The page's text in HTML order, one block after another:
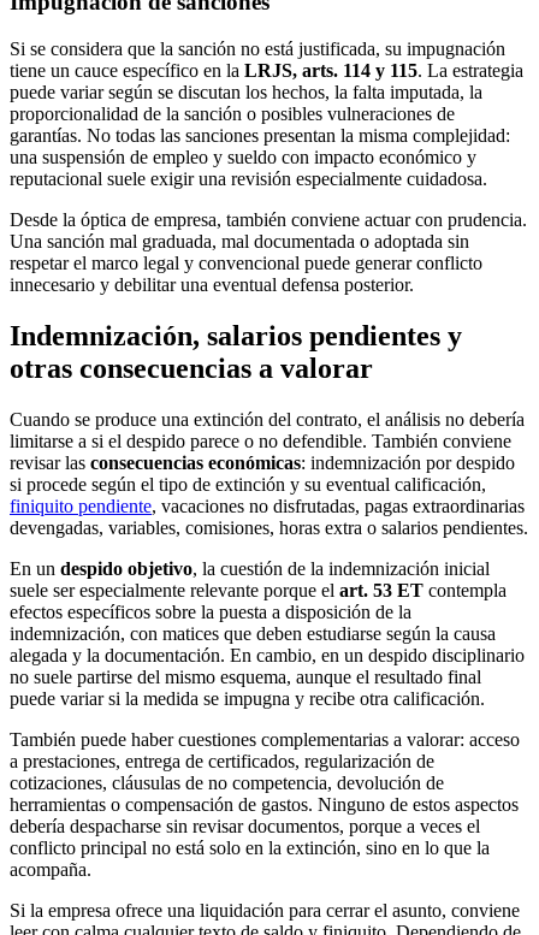
Si se considera que la sanción no está justificada, su impugnación
tiene un cauce específico en la LRJS, arts. 114 y 115. La estrategia
puede variar según se discutan los hechos, la falta imputada, la
proporcionalidad de la sanción o posibles vulneraciones de
garantías. No todas las sanciones presentan la misma complejidad:
una suspensión de empleo y sueldo con impacto económico y
reputacional suele exigir una revisión especialmente cuidadosa.
Desde la óptica de empresa, también conviene actuar con prudencia.
Una sanción mal graduada, mal documentada o adoptada sin
respetar el marco legal y convencional puede generar conflicto
innecesario y debilitar una eventual defensa posterior.
Indemnización, salarios pendientes y
otras consecuencias a valorar
Cuando se produce una extinción del contrato, el análisis no debería
limitarse a si el despido parece o no defendible. También conviene
revisar las consecuencias económicas: indemnización por despido
si procede según el tipo de extinción y su eventual calificación,
finiquito pendiente, vacaciones no disfrutadas, pagas extraordinarias
devengadas, variables, comisiones, horas extra o salarios pendientes.
En un despido objetivo, la cuestión de la indemnización inicial
suele ser especialmente relevante porque el art. 53 ET contempla
efectos específicos sobre la puesta a disposición de la
indemnización, con matices que deben estudiarse según la causa
alegada y la documentación. En cambio, en un despido disciplinario
no suele partirse del mismo esquema, aunque el resultado final
puede variar si la medida se impugna y recibe otra calificación.
También puede haber cuestiones complementarias a valorar: acceso
a prestaciones, entrega de certificados, regularización de
cotizaciones, cláusulas de no competencia, devolución de
herramientas o compensación de gastos. Ninguno de estos aspectos
debería despacharse sin revisar documentos, porque a veces el
conflicto principal no está solo en la extinción, sino en lo que la
acompaña.
Si la empresa ofrece una liquidación para cerrar el asunto, conviene